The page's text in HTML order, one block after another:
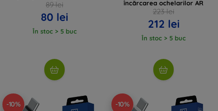
89 lei
80 lei
În stoc > 5 buc
încărcarea ochelarilor AR
223 lei
212 lei
În stoc > 5 buc
-10% -10%